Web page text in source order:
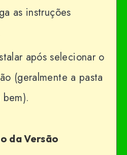
as instruções
após selecionar o
(geralmente a pasta
da Versão